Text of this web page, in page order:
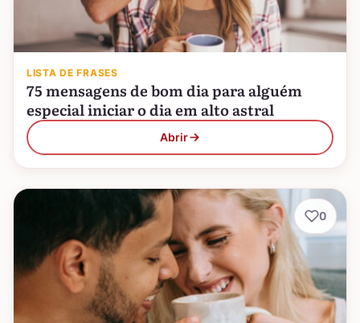
LISTA DE FRASES
75 mensagens de bom dia para alguém
especial iniciar o dia em alto astral
Abrir
0